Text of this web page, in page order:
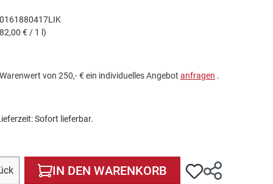
€ / 1 l)
von 250,- € ein individuelles Angebot anfragen .
Sofort lieferbar.
Gib den gewünschten Wert ein oder benutze die
IN DEN WARENKORB